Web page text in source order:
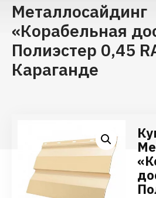
Металлосайдинг
«Корабельная
Полиэстер 0,45
Караганде